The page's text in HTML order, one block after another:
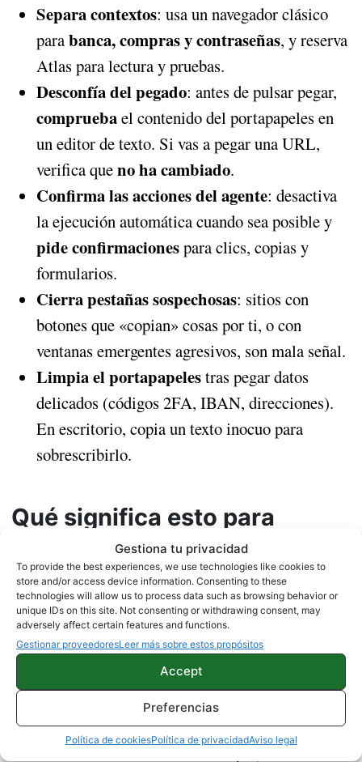
Gestiona tu privacidad
To provide the best experiences, we use technologies like cookies to
store and/or access device information. Consenting to these
technologies will allow us to process data such as browsing behavior or
unique IDs on this site. Not consenting or withdrawing consent, may
adversely affect certain features and functions.
Gestionar proveedoresLeer más sobre estos propósitos
Accept
Preferencias
Política de cookiesPolítica de privacidadAviso legal
Separa contextos: usa un navegador clásico
parabanca, compras y contraseñas, y reserva
Atlas para lectura y pruebas.
Desconfía del pegado: antes de pulsar pegar,
compruebael contenido del portapapeles en
un editor de texto. Si vas a pegar una URL,
verifica queno ha cambiado.
Confirma las acciones del agente: desactiva
la ejecución automática cuando sea posible y
pide confirmacionespara clics, copias y
formularios.
Cierra pestañas sospechosas: sitios con
botones que «copian» cosas por ti, o con
ventanas emergentes agresivos, son mala señal.
Limpia el portapapelestras pegar datos
delicados (códigos 2FA, IBAN, direcciones).
En escritorio, copia un texto inocuo para
sobrescribirlo.
Qué significa esto para
Android y el ecosistema
AunqueAtlassolohadebutado en macOS, su
llegada aWindows, Android e iOSestá en la hoja
de ruta. Para el usuario de Android, la lección es
clara: cualquier navegador conmodo agente—
presente o futuro— debe tratar el portapapeles
superficie de ataque. También es previsible
que Chrome, Brave y otros adoptenbarreras